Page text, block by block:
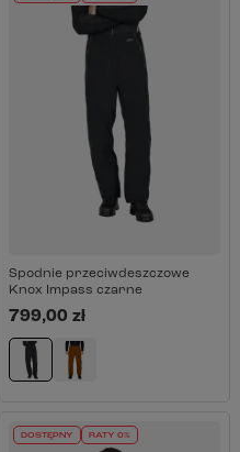
Spodnie przeciwdeszczowe
Knox Impass czarne
799,00 zł
DOSTĘPNY RATY 0%